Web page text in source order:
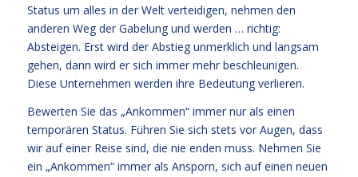
Status um alles in der Welt verteidigen, nehmen den
anderen Weg der Gabelung und werden … richtig:
Absteigen. Erst wird der Abstieg unmerklich und langsam
gehen, dann wird er sich immer mehr beschleunigen.
Diese Unternehmen werden ihre Bedeutung verlieren.
Bewerten Sie das „Ankommen“ immer nur als einen
temporären Status. Führen Sie sich stets vor Augen, dass
wir auf einer Reise sind, die nie enden muss. Nehmen Sie
ein „Ankommen“ immer als Ansporn, sich auf einen neuen